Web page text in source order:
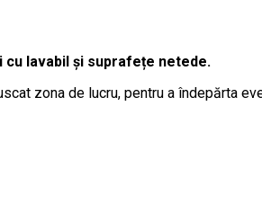
lavabil și suprafețe netede.
zona de lucru, pentru a îndepărta